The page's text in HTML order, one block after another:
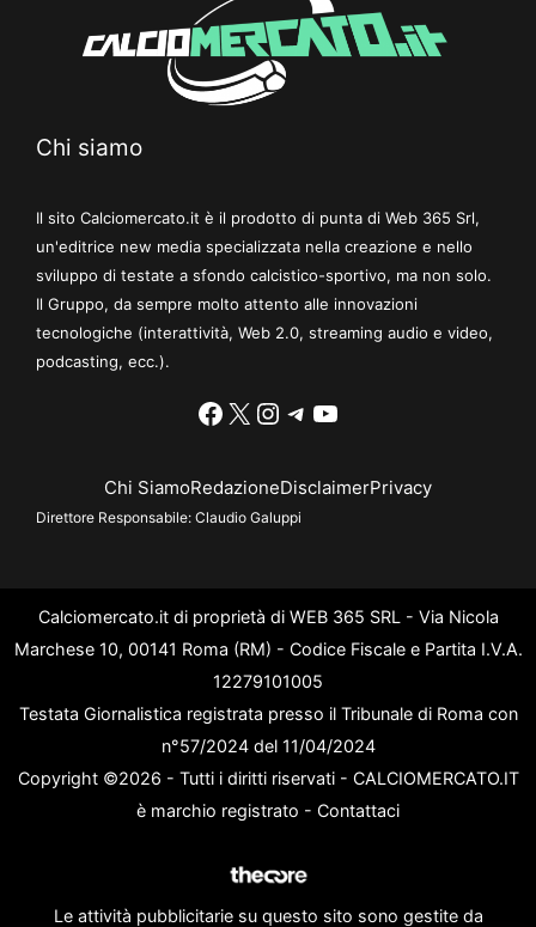
Chi siamo
Il sito Calciomercato.it è il prodotto di punta di Web 365 Srl,
un'editrice new media specializzata nella creazione e nello
sviluppo di testate a sfondo calcistico-sportivo, ma non solo.
Il Gruppo, da sempre molto attento alle innovazioni
tecnologiche (interattività, Web 2.0, streaming audio e video,
podcasting, ecc.).
Facebook
X Instagram
Telegram
YouTube
Chi SiamoRedazioneDisclaimerPrivacy
Direttore Responsabile: Claudio Galuppi
Calciomercato.it di proprietà di WEB 365 SRL - Via Nicola
Marchese 10, 00141 Roma (RM) - Codice Fiscale e Partita I.V.A.
12279101005
Testata Giornalistica registrata presso il Tribunale di Roma con
n°57/2024 del 11/04/2024
Copyright ©2026 - Tutti i diritti riservati - CALCIOMERCATO.IT
è marchio registrato - Contattaci
Le attività pubblicitarie su questo sito sono gestite da